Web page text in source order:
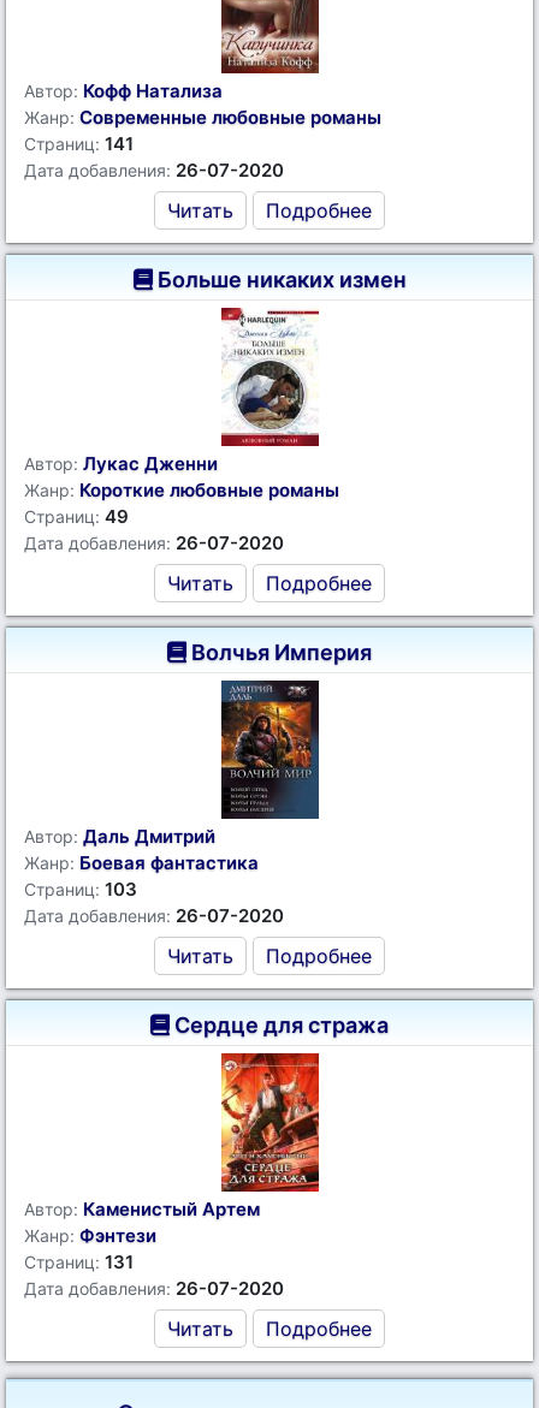
Автор: Кофф Натализа
Жанр: Современные любовные романы
Страниц: 141
Дата добавления: 26-07-2020
Читать Подробнее
Больше никаких измен
Автор: Лукас Дженни
Жанр: Короткие любовные романы
Страниц: 49
Дата добавления: 26-07-2020
Читать Подробнее
Волчья Империя
Автор: Даль Дмитрий
Жанр: Боевая фантастика
Страниц: 103
Дата добавления: 26-07-2020
Читать Подробнее
Сердце для стража
Автор: Каменистый Артем
Жанр: Фэнтези
Страниц: 131
Дата добавления: 26-07-2020
Читать Подробнее